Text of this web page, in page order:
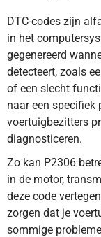
DTC-codes zijn
in het
gegenereerd
detecteert, zoals
of een slecht
naar een specifiek
voertuigbezitters
diagnosticeren.
Zo kan P2306
in de motor,
deze code
zorgen dat je
sommige